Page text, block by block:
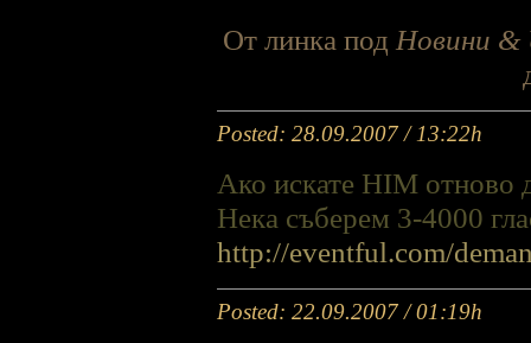
От линка под Новини &
Posted: 28.09.2007 / 13:22h
Ако искате HIM отново
Нека съберем 3-4000
http://eventful.com/
Posted: 22.09.2007 / 01:19h